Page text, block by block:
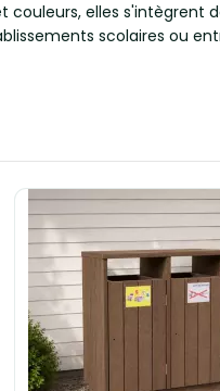
elles s'intègrent
scolaires ou